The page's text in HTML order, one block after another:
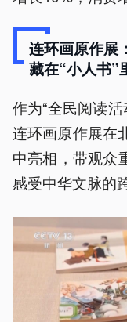
连环画原作展：
藏在“小人书”
作为“全民阅读
连环画原作展在
中亮相，带观众
感受中华文脉的